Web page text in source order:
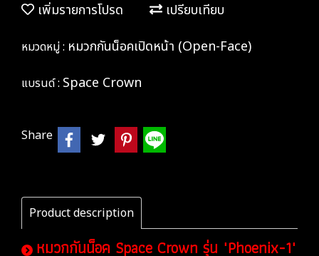
เพิ่มรายการโปรด เปรียบเทียบ
หมวดหมู่ : หมวกกันน็อคเปิดหน้า (Open-Face)
แบรนด์ : Space Crown
Share
Product description
หมวกกันน็อค Space Crown รุ่น "Phoenix-1"